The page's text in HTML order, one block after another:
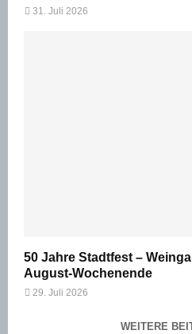
31. Juli 2026
50 Jahre Stadtfest –
August-Wochenende
29. Juli 2026
WEITERE